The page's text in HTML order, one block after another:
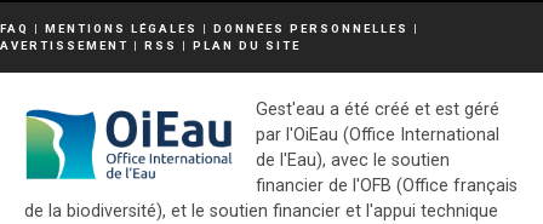
FAQ | MENTIONS LÉGALES | DONNÉES PERSONNELLES
|
AVERTISSEMENT | RSS | PLAN DU SITE
Gest'eau a été créé et est géré
par l'OiEau (Office International
de l'Eau), avec le soutien
financier de l'OFB (Office français
de la biodiversité), et le soutien financier et l'appui technique